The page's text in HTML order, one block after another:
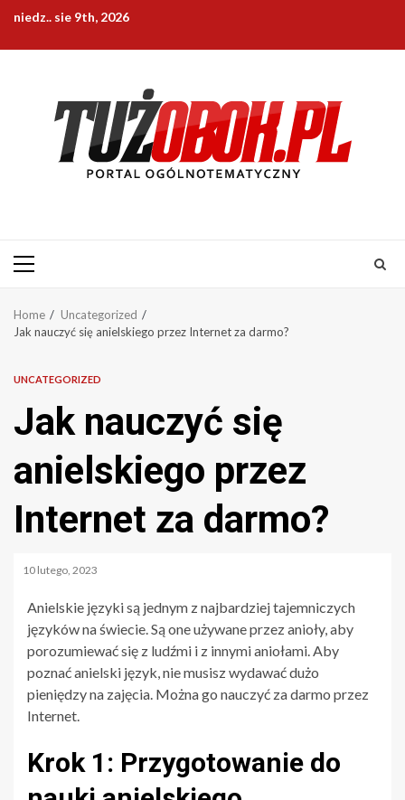
Skip
content
niedz.. sie 9th, 2026
Primary
Home
Uncategorized
Jak nauczyć się anielskiego przez Internet za darmo?
UNCATEGORIZED
Jak nauczyć się
anielskiego przez
Internet za darmo?
10 lutego, 2023
Anielskie języki są jednym z najbardziej tajemniczych
języków na świecie. Są one używane przez anioły, aby
porozumiewać się z ludźmi i z innymi aniołami. Aby
poznać anielski język, nie musisz wydawać dużo
pieniędzy na zajęcia. Można go nauczyć za darmo przez
Internet.
Krok 1: Przygotowanie do